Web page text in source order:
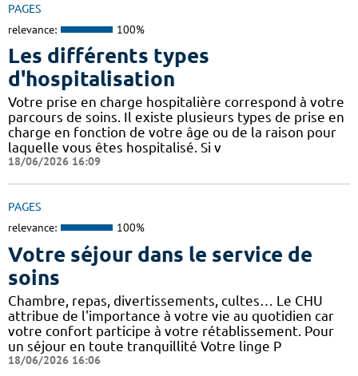
PAGES
relevance: 100%
Les différents types
d'hospitalisation
Votre prise en charge hospitalière correspond à votre
parcours de soins. Il existe plusieurs types de prise en
charge en fonction de votre âge ou de la raison pour
laquelle vous êtes hospitalisé. Si v
18/06/2026 16:09
PAGES
relevance: 100%
Votre séjour dans le service de
soins
Chambre, repas, divertissements, cultes… Le CHU
attribue de l'importance à votre vie au quotidien car
votre confort participe à votre rétablissement. Pour
un séjour en toute tranquillité Votre linge P
18/06/2026 16:06